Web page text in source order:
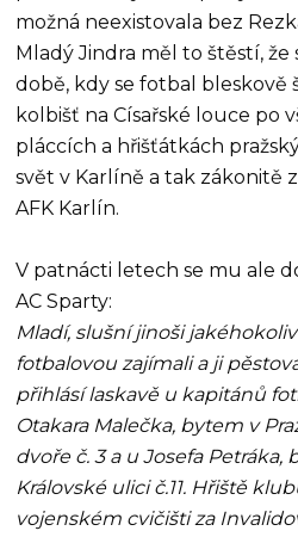
možná neexistovala bez
Mladý Jindra měl to štěstí, že
době, kdy se fotbal bleskově
kolbišť na Císařské louce po
pláccích a hřišťátkách
svět v Karlíně a tak zákonitě
AFK Karlín.
V patnácti letech se mu ale
AC Sparty:
Mladí, slušní jinoši
fotbalovou zajímali a ji
přihlásí laskavě u kapitánů
Otakara Malečka, bytem v
dvoře č. 3 a u Josefa Petráka,
Královské ulici č.11. Hřiště
vojenském cvičišti za